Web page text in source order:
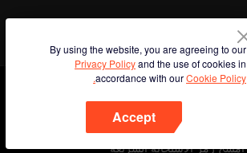
By using the website, you are agreeing to our
Privacy Policyand the use of cookies in
accordance with ourCookie Policy.
Accept
امسح رمز الاستجابة السريعة